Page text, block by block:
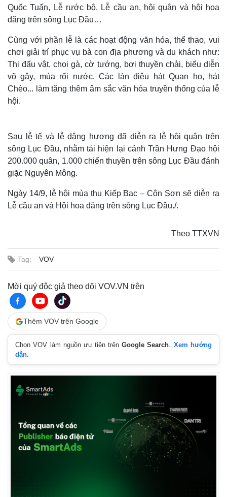
Thế giới
Quan sát
Cuộc sống đó đây
Hồ sơ
Video
Ảnh
Quốc Tuấn, Lễ rước bộ, Lễ cầu an, hội quân và hội hoa
đăng trên sông Lục Đầu…
Cùng với phần lễ là các hoạt động văn hóa, thể thao, vui
chơi giải trí phục vụ bà con địa phương và du khách như:
Thi đấu vật, chọi gà, cờ tướng, bơi thuyền chải, biểu diễn
võ gậy, múa rối nước. Các làn điệu hát Quan họ, hát
Chèo... làm tăng thêm âm sắc văn hóa truyền thống của lễ
hội.
Sau lễ tế và lễ dâng hương đã diễn ra lễ hội quân trên
sông Lục Đầu, nhằm tái hiện lại cảnh Trần Hưng Đạo hội
200.000 quân, 1.000 chiến thuyền trên sông Lục Đầu đánh
giặc Nguyên Mông.
Ngày 14/9, lễ hội mùa thu Kiếp Bạc – Côn Sơn sẽ diễn ra
Lễ cầu an và Hội hoa đăng trên sông Lục Đầu./.
Theo TTXVN
Tag: VOV
Mời quý độc giả theo dõi VOV.VN trên
Thêm VOV trên Google
Chọn VOV làm nguồn ưu tiên trênGoogle Search. Xem hướng
dẫn.